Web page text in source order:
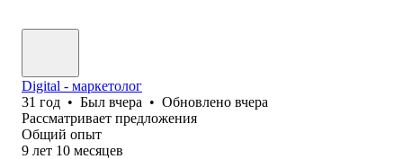
Digital - маркетолог
31 год • Был вчера • Обновлено вчера
Рассматривает предложения
Общий опыт
9 лет 10 месяцев